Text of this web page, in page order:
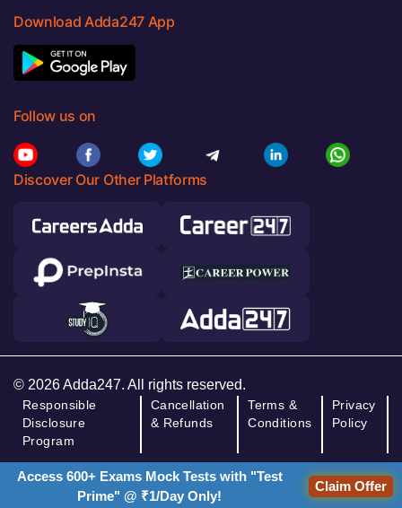
Download Adda247 App
Follow us on
Discover Our Other Platforms
© 2026 Adda247. All rights reserved.
Responsible
Disclosure
Program
Cancellation
& Refunds
Terms &
Conditions
Privacy
Policy
Access 600+ Exams Mock Tests with "Test
Prime" @ ₹1/Day Only!
Claim Offer